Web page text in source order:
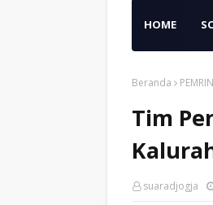
HOME
Beranda
Tim
suaradjogja